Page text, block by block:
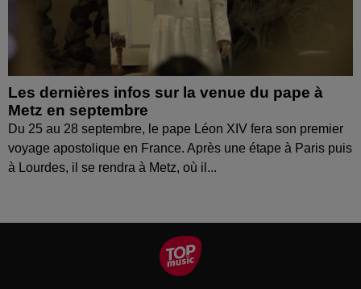
Les dernières infos sur la venue du pape à
Metz en septembre
Du 25 au 28 septembre, le pape Léon XIV fera son premier
voyage apostolique en France. Après une étape à Paris puis
à Lourdes, il se rendra à Metz, où il...